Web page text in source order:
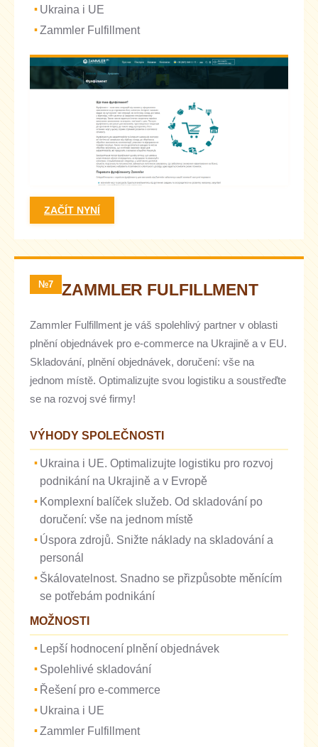
Ukraina i UE
Zammler Fulfillment
ZAČÍT NYNÍ
№7 ZAMMLER FULFILLMENT
Zammler Fulfillment je váš spolehlivý partner v oblasti
plnění objednávek pro e-commerce na Ukrajině a v EU.
Skladování, plnění objednávek, doručení: vše na
jednom místě. Optimalizujte svou logistiku a soustřeďte
se na rozvoj své firmy!
VÝHODY SPOLEČNOSTI
Ukraina i UE. Optimalizujte logistiku pro rozvoj
podnikání na Ukrajině a v Evropě
Komplexní balíček služeb. Od skladování po
doručení: vše na jednom místě
Úspora zdrojů. Snižte náklady na skladování a
personál
Škálovatelnost. Snadno se přizpůsobte měnícím
se potřebám podnikání
MOŽNOSTI
Lepší hodnocení plnění objednávek
Spolehlivé skladování
Řešení pro e-commerce
Ukraina i UE
Zammler Fulfillment